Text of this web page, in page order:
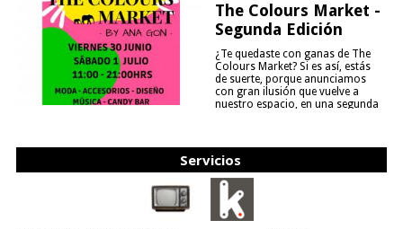
The Colours Market -
Segunda Edición
¿Te quedaste con ganas de The
Colours Market? Si es así, estás
de suerte, porque anunciamos
con gran ilusión que vuelve a
nuestro espacio, en una segunda
Servicios